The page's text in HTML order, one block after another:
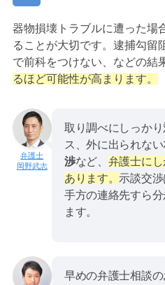
器物損壊トラブルに遭った場
ることが大切です。逮捕勾留
で前科をつけない、などの結
るほど可能性が高まります。
岡野武志
取り調べにしっか
ス、外に出られな
渉など、 弁護士にし
あります。 示談交
手方の連絡先すら
ます。
早めの弁護士相談